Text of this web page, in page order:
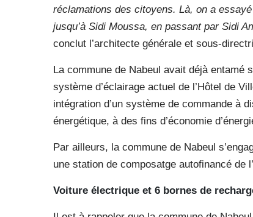
réclamations des citoyens. Là, on a
jusqu’à Sidi Moussa, en passant par Sidi
conclut l’architecte générale et sous-
La commune de Nabeul avait déjà entamé
système d’éclairage actuel de l’Hôtel de
intégration d’un système de commande à
énergétique, à des fins d’économie
Par ailleurs, la commune de Nabeul
une station de composatge autofinancé de
Voiture électrique et 6 bornes de